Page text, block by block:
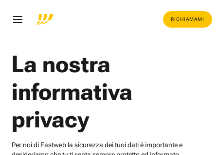
RICHIAMAMI
La nostra
informativa
privacy
Per noi di Fastweb la sicurezza dei tuoi dati è importante e